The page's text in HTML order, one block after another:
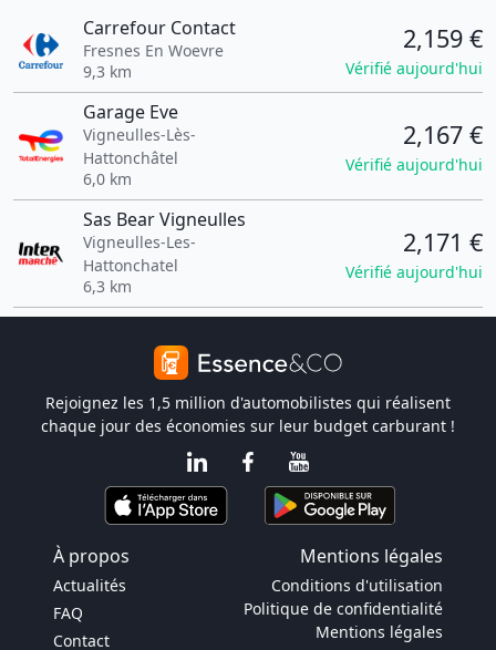
Carrefour Contact
Fresnes En Woevre
9,3 km
2,159 €
Vérifié aujourd'hui
Garage Eve
Vigneulles-Lès-
Hattonchâtel
6,0 km
2,167 €
Vérifié aujourd'hui
Sas Bear Vigneulles
Vigneulles-Les-
Hattonchatel
6,3 km
2,171 €
Vérifié aujourd'hui
Rejoignez les 1,5 million d'automobilistes qui réalisent
chaque jour des économies sur leur budget carburant !
À propos Mentions légales
Actualités
FAQ
Contact
Conditions d'utilisation
Politique de confidentialité
Mentions légales